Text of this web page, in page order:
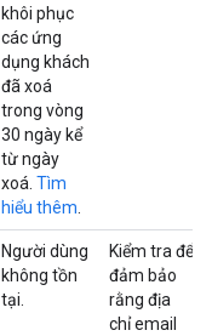
khôi phục
các ứng
dụng khách
đã xoá
trong vòng
30 ngày kể
từ ngày
xoá. Tìm
hiểu thêm
Người dùng
không tồn
tại.
Kiểm tra để
đảm bảo
rằng địa
chỉ email